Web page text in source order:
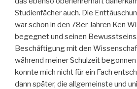
Studienfächer auch. Die
war schon in den 78er Jahren Ken
begegnet und seinen
Beschäftigung mit den
während meiner Schulzeit
konnte mich nicht für ein Fach
dann später, die allgemeinste und